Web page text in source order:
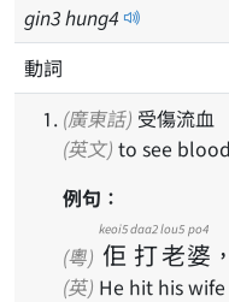
gin3hung4
動詞
(廣東話) 受傷流血
(英文) to see
例句：
(粵) 佢
keoi5
打
daa2
老
lou5
婆
po4
，
(英) He hit his